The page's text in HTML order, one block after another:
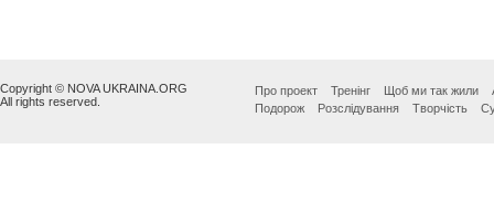
Copyright © NOVA UKRAINA.ORG
All rights reserved.
Про проект Тренінг Щоб ми так жили
Подорож
Розслідування Творчість